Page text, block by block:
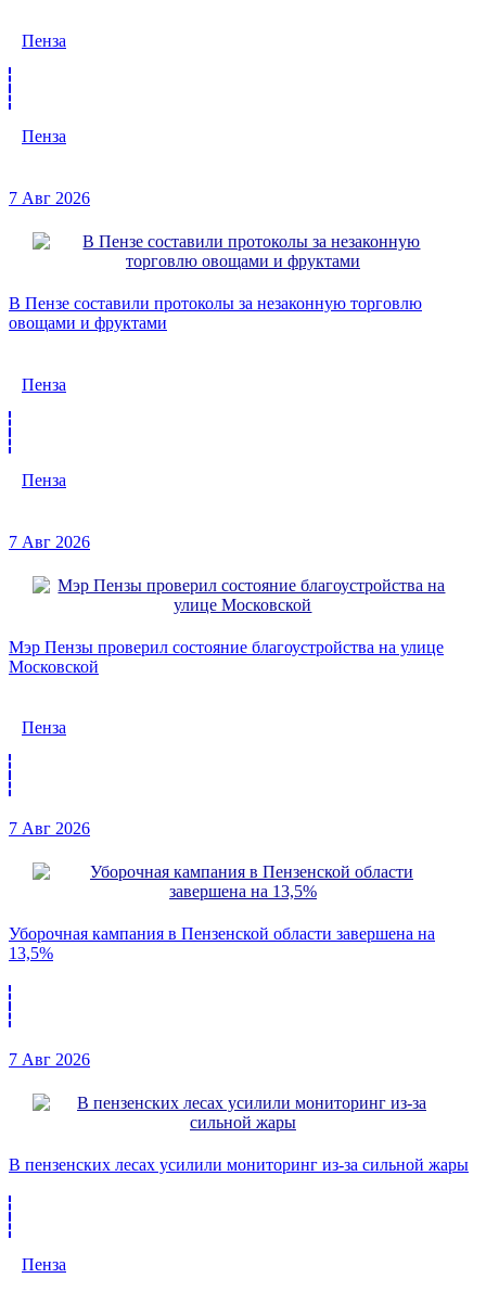
Пенза
Пенза
7 Авг 2026
В Пензе составили протоколы за незаконную торговлю
овощами и фруктами
Пенза
Пенза
7 Авг 2026
Мэр Пензы проверил состояние благоустройства на улице
Московской
Пенза
7 Авг 2026
Уборочная кампания в Пензенской области завершена на
13,5%
7 Авг 2026
В пензенских лесах усилили мониторинг из-за сильной жары
Пенза